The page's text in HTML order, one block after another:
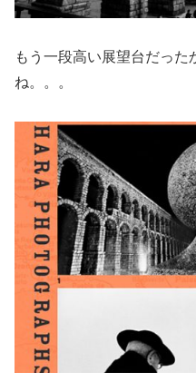
もう一段高い展望台だった
ね。。。